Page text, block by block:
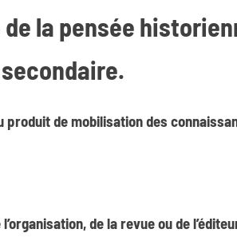
la pensée
de mobilisation des
de la revue ou de